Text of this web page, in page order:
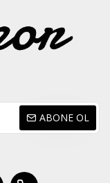
ABONE OL